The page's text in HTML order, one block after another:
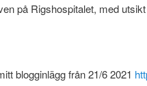
på Rigshospitalet, med
blogginlägg från 21/6 2021